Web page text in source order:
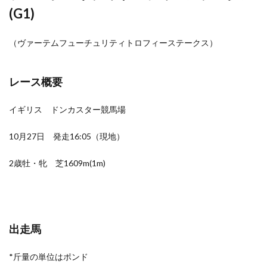
(G1)
（ヴァーテムフューチュリティトロフィーステークス）
レース概要
イギリス ドンカスター競馬場
10月27日 発走16:05（現地）
2歳牡・牝 芝1609m(1m)
出走馬
*斤量の単位はポンド